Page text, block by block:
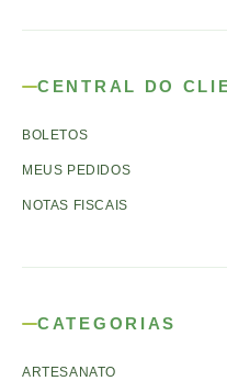
CENTRAL DO
BOLETOS
MEUS PEDIDOS
NOTAS FISCAIS
CATEGORIAS
ARTESANATO